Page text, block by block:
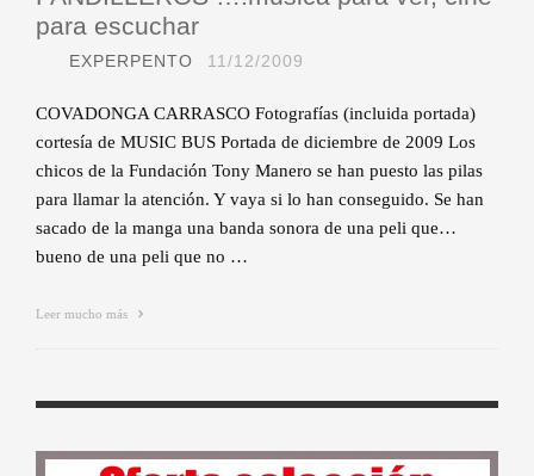
para escuchar
EXPERPENTO 11/12/2009
COVADONGA CARRASCO Fotografías (incluida portada)
cortesía de MUSIC BUS Portada de diciembre de 2009 Los
chicos de la Fundación Tony Manero se han puesto las pilas
para llamar la atención. Y vaya si lo han conseguido. Se han
sacado de la manga una banda sonora de una peli que…
bueno de una peli que no …
Leer mucho más